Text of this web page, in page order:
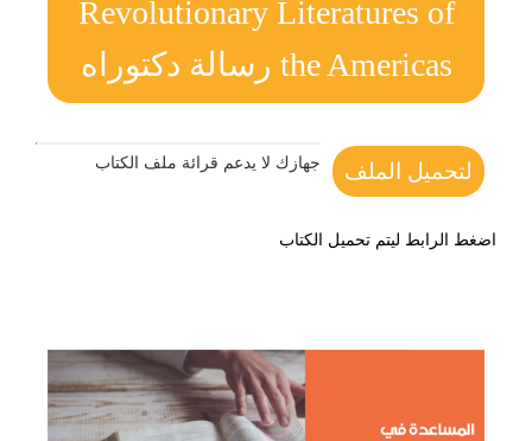
Revolutionary Literatures of
the Americas رسالة دكتوراه
لتحميل الملف جهازك لا يدعم قرائة ملف الكتاب
اضغط الرابط ليتم تحميل الكتاب